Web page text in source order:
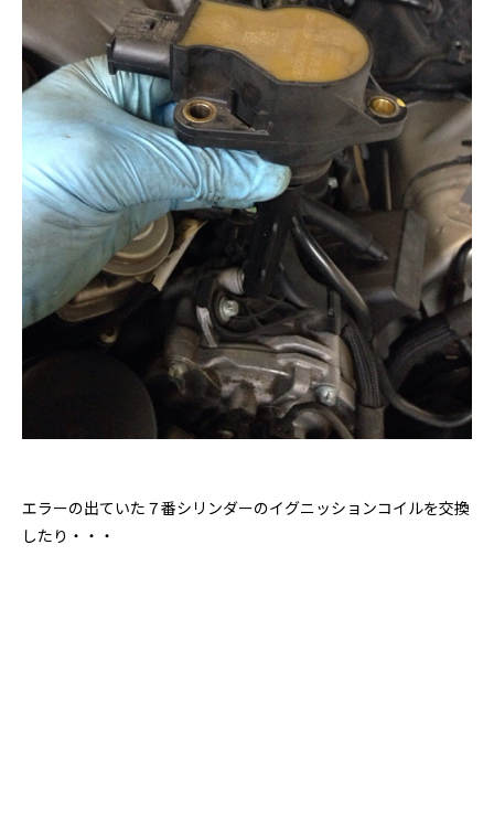
エラーの出ていた７番シリンダーのイグニッションコイルを交換
したり・・・